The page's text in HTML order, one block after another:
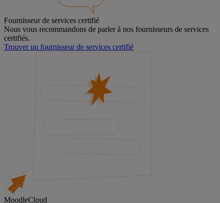
Fournisseur de services certifié
Nous vous recommandons de parler à nos fournisseurs de services
certifiés.
Trouver un fournisseur de services certifié
MoodleCloud